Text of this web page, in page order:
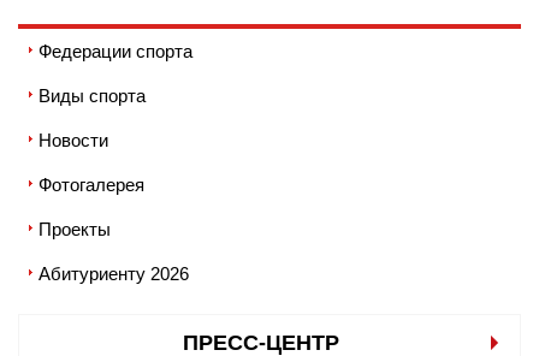
Федерации спорта
Виды спорта
Новости
Фотогалерея
Проекты
Абитуриенту 2026
ПРЕСС-ЦЕНТР